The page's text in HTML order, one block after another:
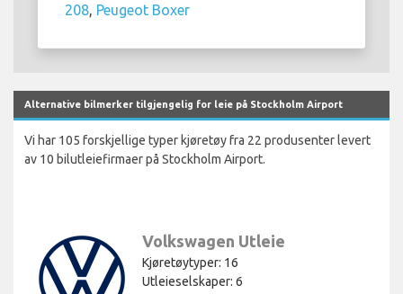
208 Peugeot Boxer
Alternative bilmerker tilgjengelig for leie på Stockholm Airport
Vi har 105 forskjellige typer kjøretøy fra 22 produsenter levert
av 10 bilutleiefirmaer på Stockholm Airport.
Volkswagen Utleie
Kjøretøytyper: 16
Utleieselskaper: 6